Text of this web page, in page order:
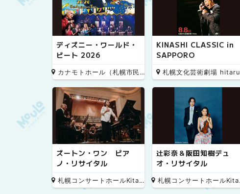
ディズニー・ワールド・
ビート 2026
カナモトホール（札幌市民ホール）
KINASHI CLASSIC in
SAPPORO
札幌文化芸術劇場 hitaru
ズートン・ワン ピア
ノ・リサイタル
札幌コンサートホールKitara 小ホール
辻彩奈＆阪田知樹デュ
オ・リサイタル
札幌コンサートホールKitara 小ホール